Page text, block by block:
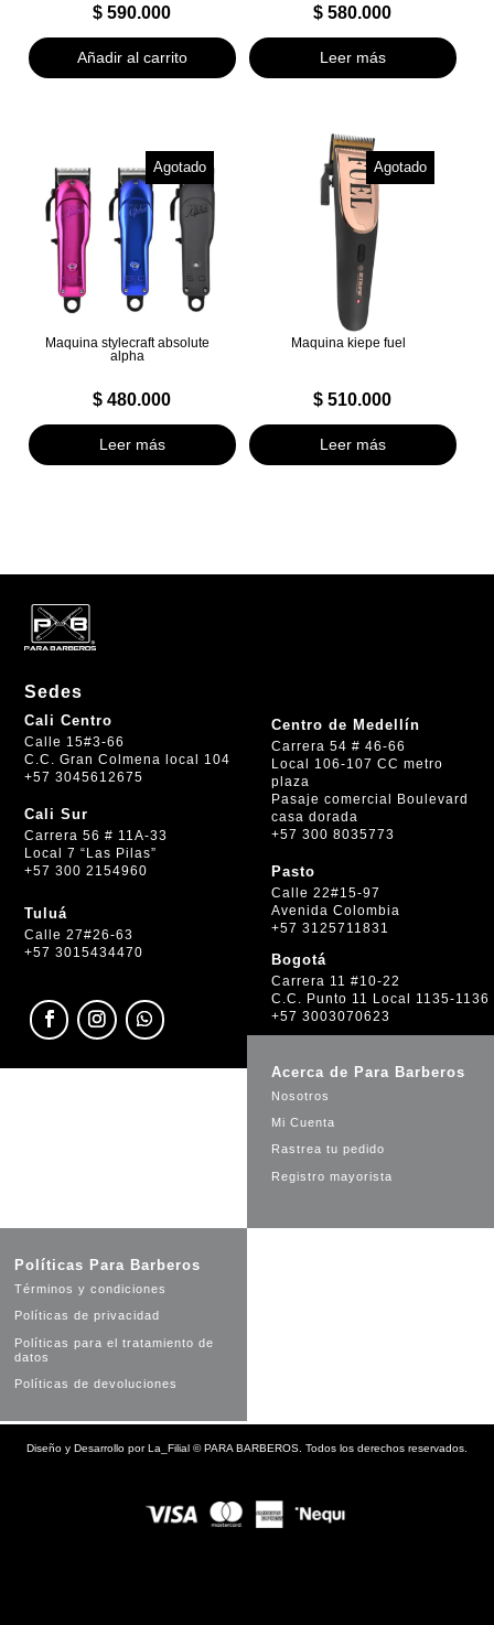
$ 590.000
Añadir al carrito
$ 580.000
Leer más
Agotado
Maquina stylecraft absolute
alpha
$ 480.000
Leer más
Agotado
Maquina kiepe fuel
$ 510.000
Leer más
Sedes
Cali Centro
Calle 15#3-66
C.C. Gran Colmena local 104
+57 3045612675
Cali Sur
Carrera 56 # 11A-33
Local 7 “Las Pilas”
+57 300 2154960
Tuluá
Calle 27#26-63
+57 3015434470
Centro de Medellín
Carrera 54 # 46-66
Local 106-107 CC metro
plaza
Pasaje comercial Boulevard
casa dorada
+57 300 8035773
Pasto
Calle 22#15-97
Avenida Colombia
+57 3125711831
Bogotá
Carrera 11 #10-22
C.C. Punto 11 Local 1135-1136
+57 3003070623
Acerca de Para Barberos
Nosotros
Mi Cuenta
Rastrea tu pedido
Registro mayorista
Políticas Para Barberos
Términos y condiciones
Políticas de privacidad
Políticas para el tratamiento de
datos
Políticas de devoluciones
Diseño y Desarrollo porLa_Filial ©PARA BARBEROS. Todos los derechos reservados.